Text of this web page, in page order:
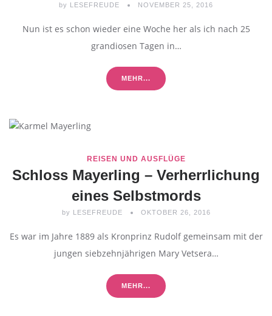
by LESEFREUDE NOVEMBER 25, 2016
Nun ist es schon wieder eine Woche her als ich nach 25
grandiosen Tagen in…
MEHR...
REISEN UND AUSFLÜGE
Schloss Mayerling – Verherrlichung
eines Selbstmords
by LESEFREUDE OKTOBER 26, 2016
Es war im Jahre 1889 als Kronprinz Rudolf gemeinsam mit der
jungen siebzehnjährigen Mary Vetsera…
MEHR...